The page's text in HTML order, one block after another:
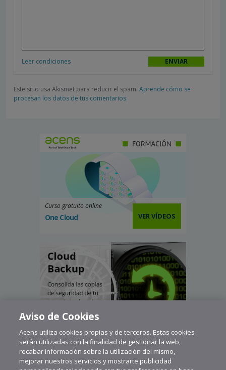
Leer condiciones
Este sitio usa Akismet para reducir el spam. Aprende cómo se
procesan los datos de tus comentarios.
Curso gratuito online
One Cloud VER VÍDEOS
Aviso de Cookies
Acens utiliza cookies propias y de terceros. Estas cookies
serán utilizadas con la finalidad de gestionar la web,
recabar información sobre la utilización del mismo,
mejorar nuestros servicios y mostrarte publicidad